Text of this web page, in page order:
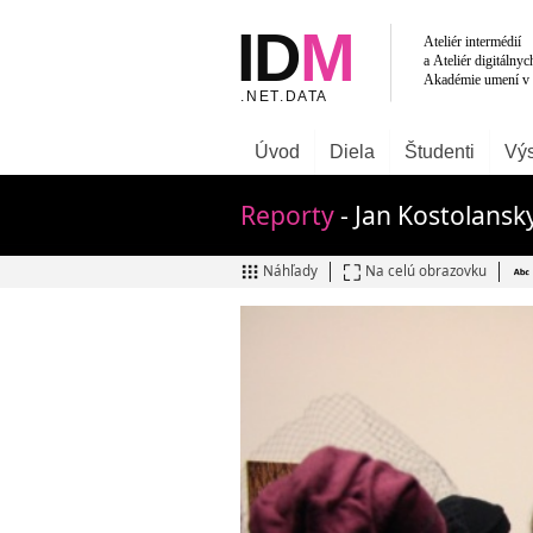
Úvod Diela Študenti
Reporty- Jan
Náhľady Na celú obrazovku